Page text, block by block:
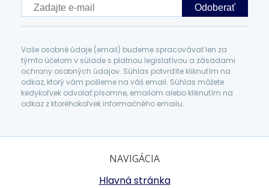
Odoberať
Vaše osobné údaje (email) budeme spracovávať len za
týmto účelom v súlade s platnou legislatívou a zásadami
ochrany osobných údajov. Súhlas potvrdíte kliknutím na
odkaz, ktorý vám pošleme na váš email. Súhlas môžete
kedykoľvek odvolať písomne, emailom alebo kliknutím na
odkaz z ktoréhokoľvek informačného emailu.
NAVIGÁCIA
Hlavná stránka